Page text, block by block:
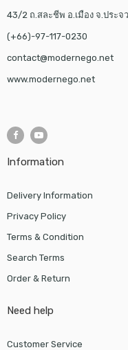
43/2 ถ.สละชีพ อ.เมือง จ.ประ
(+66)-97-117-0230
contact@modernego.net
www.modernego.net
Information
Delivery Information
Privacy Policy
Terms & Condition
Search Terms
Order & Return
Need help
Customer Service